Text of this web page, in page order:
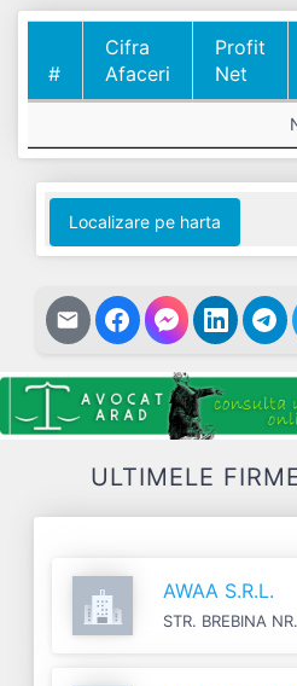
#
Cifra
Afaceri
Profit
Net
Afaceri
Net
Localizare pe harta
ULTIMELE
AWAA S.R.L.
STR. BREBINA